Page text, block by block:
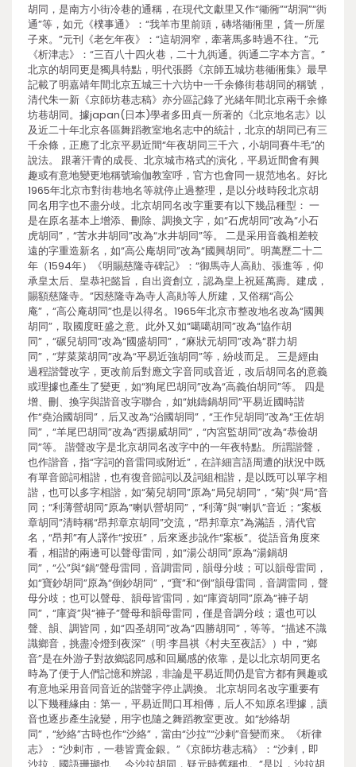
胡同，是南方小街冷巷的通稱，在現代文獻里又作“衚衕”“胡洞”“衖
通”等，如元《樸事通》：“我羊市里前頭，磚塔衚衕里，賃一所屋
子來。”元刊《老乞年夜》：“這胡洞窄，牽著馬多時過不往。”元
《析津志》：“三百八十四火巷，二十九衖通。衖通二字本方言。”
北京的胡同更是獨具特點，明代張爵《京師五城坊巷衚衕集》最早
記載了明嘉靖年間北京五城三十六坊中一千余條街巷胡同的稱號，
清代朱一新《京師坊巷志稿》亦分區記錄了光緒年間北京兩千余條
坊巷胡同。據japan(日本)學者多田貞一所著的《北京地名志》以
及近二十年北京各區舞蹈教室地名志中的統計，北京的胡同已有三
千余條，正應了北京平易近間“年夜胡同三千六，小胡同賽牛毛”的
說法。 跟著汗青的成長、北京城市格式的演化，平易近間會有興
趣或有意地變更地稱號瑜伽教室呼，官方也會同一規范地名。好比
1965年北京市對街巷地名等就停止過整理，是以分歧時段北京胡
同名用字也不盡分歧。北京胡同名改字重要有以下幾品種型： 一
是在原名基本上增添、刪除、調換文字，如“石虎胡同”改為“小石
虎胡同”，“苦水井胡同”改為“水井胡同”等。 二是采用音義相差較
遠的字重造新名，如“高公庵胡同”改為“國興胡同”。明萬歷二十二
年（1594年）《明賜慈隆寺碑記》：“御馬寺人高勛、張進等，仰
承皇太后、皇恭祀懿旨，自出資創立，認為皇上祝延萬壽。建成，
賜額慈隆寺。”因慈隆寺為寺人高勛等人所建，又俗稱“高公
庵”，“高公庵胡同”也是以得名。1965年北京市整改地名改為“國興
胡同”，取國度旺盛之意。此外又如“噶噶胡同”改為“協作胡
同”，“碾兒胡同”改為“國盛胡同”，“麻狀元胡同”改為“群力胡
同”，“芽菜菜胡同”改為“平易近強胡同”等，紛歧而足。 三是經由
過程諧聲改字，更改前后對應文字音同或音近，改后胡同名的意義
或理據也產生了變更，如“狗尾巴胡同”改為“高義伯胡同”等。 四是
增、刪、換字與諧音改字聯合，如“姚鑄鍋胡同”平易近國時諧
作“堯治國胡同”，后又改為“治國胡同”，“王作兒胡同”改為“王佐胡
同”，“羊尾巴胡同”改為“西揚威胡同”，“內宮監胡同”改為“恭儉胡
同”等。 諧聲改字是北京胡同名改字中的一年夜特點。所謂諧聲，
也作諧音，指“字詞的音雷同或附近”，在詳細言語周遭的狀況中既
有單音節詞相諧，也有復音節詞以及詞組相諧，是以既可以單字相
諧，也可以多字相諧，如“菊兒胡同”原為“局兒胡同”，“菊”與“局”音
同；“利薄營胡同”原為“喇叭營胡同”，“利薄”與“喇叭”音近；“案板
章胡同”清時稱“昂邦章京胡同”交流，“昂邦章京”為滿語，清代官
名，“昂邦”有人譯作“按班”，后來逐步訛作“案板”。從語音角度來
看，相諧的兩邊可以聲母雷同，如“湯公胡同”原為“湯鍋胡
同”，“公”與“鍋”聲母雷同，音調雷同，韻母分歧；可以韻母雷同，
如“寶鈔胡同”原為“倒鈔胡同”，“寶”和“倒”韻母雷同，音調雷同，聲
母分歧；也可以聲母、韻母皆雷同，如“庫資胡同”原為“褲子胡
同”，“庫資”與“褲子”聲母和韻母雷同，僅是音調分歧；還也可以
聲、韻、調皆同，如“四圣胡同”改為“四勝胡同”，等等。“描述不識
識鄉音，挑盡冷燈到夜深”（明·李昌祺《村夫至夜話》）中，“鄉
音”是在外游子對故鄉認同感和回屬感的依靠，是以北京胡同更名
時為了便于人們記憶和辨認，非論是平易近間仍是官方都有興趣或
有意地采用音同音近的諧聲字停止調換。 北京胡同名改字重要有
以下幾種緣由：第一，平易近間口耳相傳，后人不知原名理據，讀
音也逐步產生訛變，用字也隨之舞蹈教室更改。如“紗絡胡
同”，“紗絡”古時也作“沙絡”，當由“沙拉”“沙剌”音變而來。《析律
志》：“沙剌市，一巷皆賣金銀。”《京師坊巷志稿》：“沙剌，即
沙拉，國語珊瑚也……今沙拉胡同，疑元時舊稱也。”是以，沙拉胡